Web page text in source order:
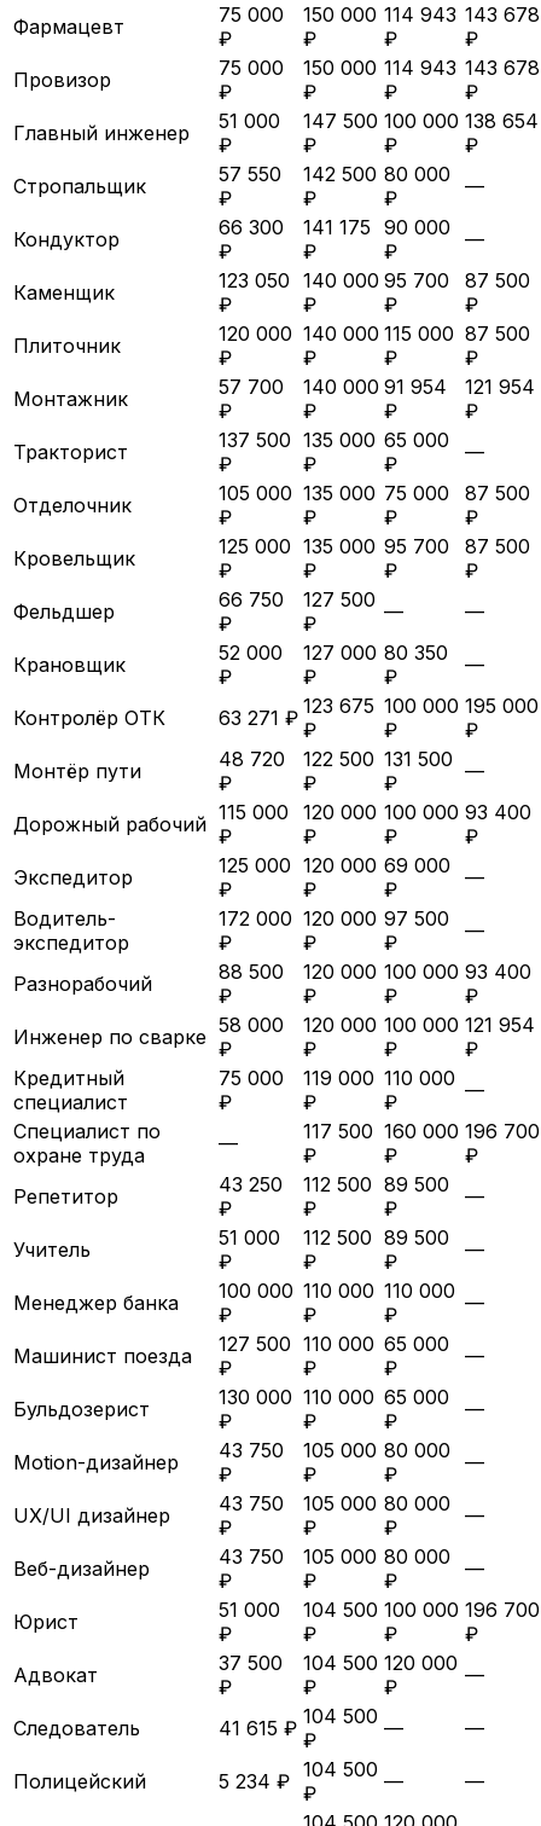
Фармацевт
75 000
₽
150 000
₽
114 943
₽
143 678
₽
Провизор
75 000
₽
150 000
₽
114 943
₽
143 678
₽
Главный инженер
51 000
₽
147 500
₽
100 000
₽
138 654
₽
Стропальщик
57 550
₽
142 500
₽
80 000
₽
—
Кондуктор
66 300
₽
141 175
₽
90 000
₽
—
Каменщик
123 050
₽
140 000
₽
95 700
₽
87 500
₽
Плиточник
120 000
₽
140 000
₽
115 000
₽
87 500
₽
Монтажник
57 700
₽
140 000
₽
91 954
₽
121 954
₽
Тракторист
137 500
₽
135 000
₽
65 000
₽
—
Отделочник
105 000
₽
135 000
₽
75 000
₽
87 500
₽
Кровельщик
125 000
₽
135 000
₽
95 700
₽
87 500
₽
Фельдшер
66 750
₽
127 500
₽
— —
Крановщик
52 000
₽
127 000
₽
80 350
₽
—
Контролёр ОТК 63 271 ₽ 123 675
₽
100 000
₽
195 000
₽
Монтёр пути
48 720
₽
122 500
₽
131 500
₽
—
Дорожный рабочий 115 000
₽
120 000
₽
100 000
₽
93 400
₽
Экспедитор
125 000
₽
120 000
₽
69 000
₽
—
Водитель-
экспедитор
172 000
₽
120 000
₽
97 500
₽
—
Разнорабочий
88 500
₽
120 000
₽
100 000
₽
93 400
₽
Инженер по сварке 58 000
₽
120 000
₽
100 000
₽
121 954
₽
Кредитный
специалист
75 000
₽
119 000
₽
110 000
₽
—
Специалист по
охране труда
—
117 500
₽
160 000
₽
196 700
₽
Репетитор
43 250
₽
112 500
₽
89 500
₽
—
Учитель
51 000
₽
112 500
₽
89 500
₽
—
Менеджер банка
100 000
₽
110 000
₽
110 000
₽
—
Машинист поезда
127 500
₽
110 000
₽
65 000
₽
—
Бульдозерист
130 000
₽
110 000
₽
65 000
₽
—
Motion-дизайнер
43 750
₽
105 000
₽
80 000
₽
—
UX/UI дизайнер
43 750
₽
105 000
₽
80 000
₽
—
Веб-дизайнер
43 750
₽
105 000
₽
80 000
₽
—
Юрист
51 000
₽
104 500
₽
100 000
₽
196 700
₽
Адвокат
37 500
₽
104 500
₽
120 000
₽
—
Следователь 41 615 ₽ 104 500
₽
— —
Полицейский 5 234 ₽ 104 500
₽
— —